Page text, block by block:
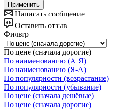
Применить
Написать сообщение
Оставить отзыв
Фильтр
По цене (сначала дорогие)
По наименованию (А-Я)
По наименованию (Я-А)
По популярности (возрастание)
По популярности (убывание)
По цене (сначала дешёвые)
По цене (сначала дорогие)